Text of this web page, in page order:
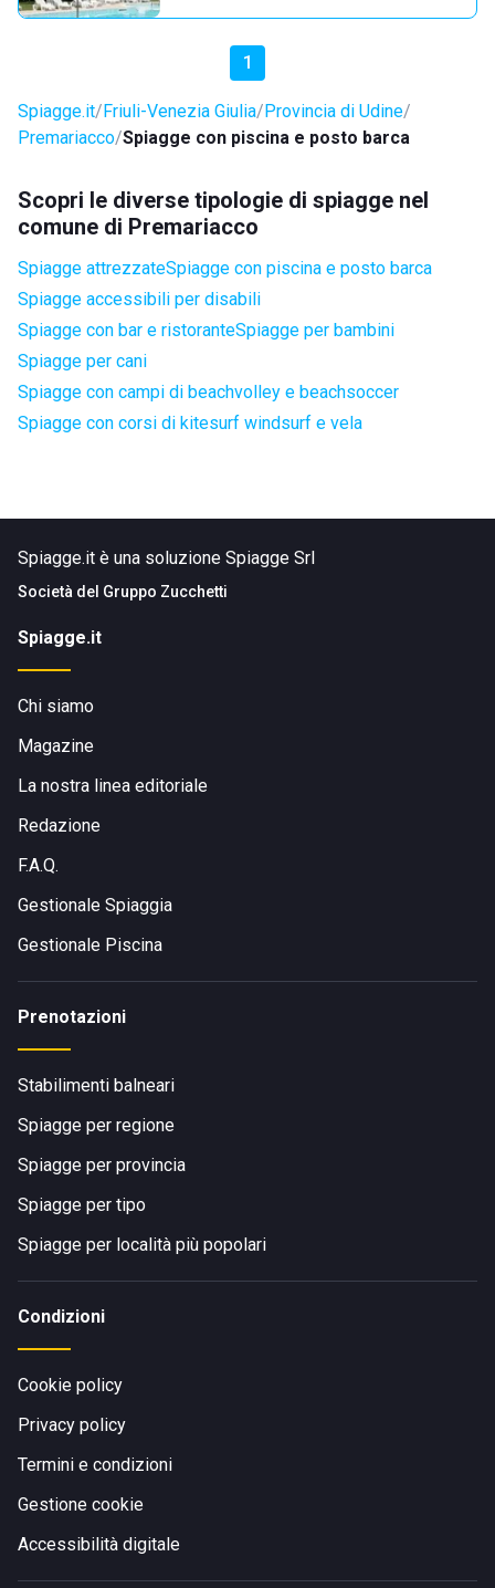
1
Spiagge.it Friuli-Venezia Giulia Provincia di Udine
Premariacco Spiagge con piscina e posto barca
Scopri le diverse tipologie di spiagge nel
comune di Premariacco
Spiagge attrezzateSpiagge con piscina e posto barca
Spiagge accessibili per disabili
Spiagge con bar e ristoranteSpiagge per bambini
Spiagge per cani
Spiagge con campi di beachvolley e beachsoccer
Spiagge con corsi di kitesurf windsurf e vela
Spiagge.it è una soluzione Spiagge Srl
Società del Gruppo Zucchetti
Spiagge.it
Chi siamo
Magazine
La nostra linea editoriale
Redazione
F.A.Q.
Gestionale Spiaggia
Gestionale Piscina
Prenotazioni
Stabilimenti balneari
Spiagge per regione
Spiagge per provincia
Spiagge per tipo
Spiagge per località più popolari
Condizioni
Cookie policy
Privacy policy
Termini e condizioni
Gestione cookie
Accessibilità digitale